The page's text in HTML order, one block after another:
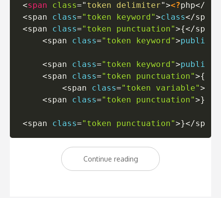
<span class=" token delimiter"><?php</
<span class="token keyword">class</span
<span class="token punctuation">{</span
<span class="token keyword">public
<span class="token keyword">public
<span class="token punctuation">{
<span class="token variable">
<span class="token punctuation">}
<span class="token punctuation">}</span
Continue reading«ScaffoldController:
Modificando